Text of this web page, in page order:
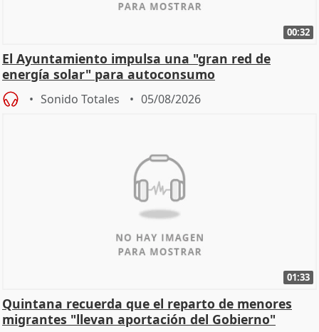
00:32
El Ayuntamiento impulsa una "gran red de
energía solar" para autoconsumo
Sonido Totales 05/08/2026
01:33
Quintana recuerda que el reparto de menores
migrantes "llevan aportación del Gobierno"